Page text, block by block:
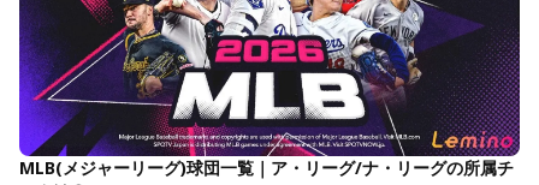
MLB(メジャーリーグ)球団一覧｜ア・リーグ/ナ・リーグの所属チ